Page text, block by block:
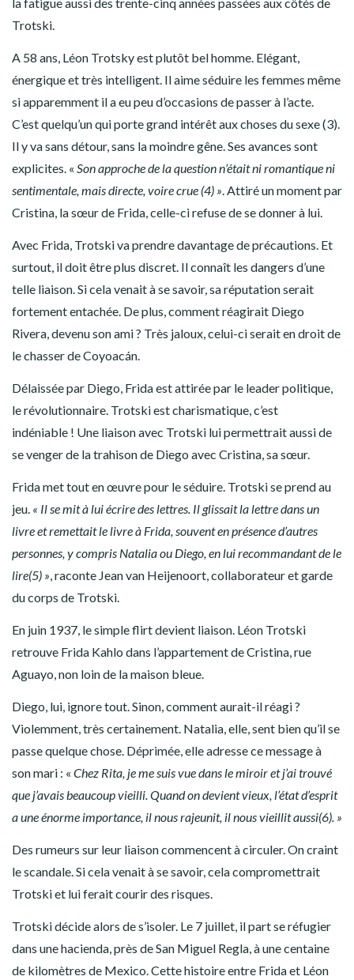
Trotski.
A 58 ans, Léon Trotsky est plutôt bel homme. Elégant,
énergique et très intelligent. Il aime séduire les femmes même
si apparemment il a eu peu d’occasions de passer à l’acte.
C’est quelqu’un qui porte grand intérêt aux choses du sexe (3).
Il y va sans détour, sans la moindre gêne. Ses avances sont
explicites. « Son approche de la question n’était ni romantique ni
sentimentale, mais directe, voire crue (4) » . Attiré un moment par
Cristina, la sœur de Frida, celle-ci refuse de se donner à lui.
Avec Frida, Trotski va prendre davantage de précautions. Et
surtout, il doit être plus discret. Il connaît les dangers d’une
telle liaison. Si cela venait à se savoir, sa réputation serait
fortement entachée. De plus, comment réagirait Diego
Rivera, devenu son ami ? Très jaloux, celui-ci serait en droit de
le chasser de Coyoacán.
Délaissée par Diego, Frida est attirée par le leader politique,
le révolutionnaire. Trotski est charismatique, c’est
indéniable ! Une liaison avec Trotski lui permettrait aussi de
se venger de la trahison de Diego avec Cristina, sa sœur.
Frida met tout en œuvre pour le séduire. Trotski se prend au
jeu. « Il se mit à lui écrire des lettres. Il glissait la lettre dans un
livre et remettait le livre à Frida, souvent en présence d’autres
personnes, y compris Natalia ou Diego, en lui recommandant de le
lire(5) » , raconte Jean van Heijenoort, collaborateur et garde
du corps de Trotski.
En juin 1937, le simple flirt devient liaison. Léon Trotski
retrouve Frida Kahlo dans l’appartement de Cristina, rue
Aguayo, non loin de la maison bleue.
Diego, lui, ignore tout. Sinon, comment aurait-il réagi ?
Violemment, très certainement. Natalia, elle, sent bien qu’il se
passe quelque chose. Déprimée, elle adresse ce message à
son mari : « Chez Rita, je me suis vue dans le miroir et j’ai trouvé
que j’avais beaucoup vieilli. Quand on devient vieux, l’état d’esprit
a une énorme importance, il nous rajeunit, il nous vieillit aussi(6). »
Des rumeurs sur leur liaison commencent à circuler. On craint
le scandale. Si cela venait à se savoir, cela compromettrait
Trotski et lui ferait courir des risques.
Trotski décide alors de s’isoler. Le 7 juillet, il part se réfugier
dans une hacienda, près de San Miguel Regla, à une centaine
de kilomètres de Mexico. Cette histoire entre Frida et Léon